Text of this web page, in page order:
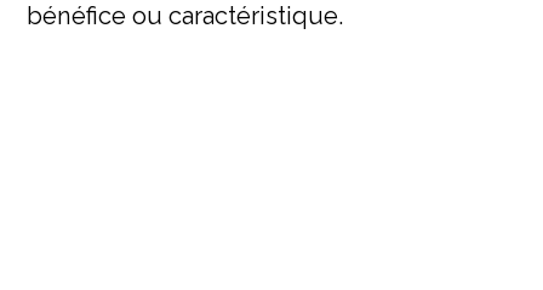
bénéfice ou caractéristique.